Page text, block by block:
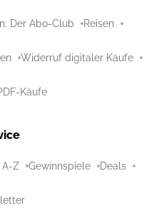
Der Abo-Club Reisen
Widerruf digitaler Käufe
Käufe
A-Z Gewinnspiele Deals